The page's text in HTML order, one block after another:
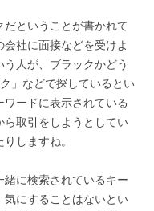
ということが書かれて
社に面接などを受けよ
人が、ブラックかどう
」などで探しているとい
ードに表示されている
ら取引をしようとしてい
しますね。
に検索されているキー
気にすることはないとい